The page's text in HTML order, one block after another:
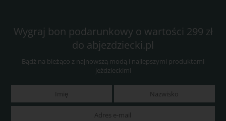
Wygraj bon podarunkowy o wartości 299 zł
do abjezdziecki.pl
Bądź na bieżąco z najnowszą modą i najlepszymi produktami
jeździeckimi